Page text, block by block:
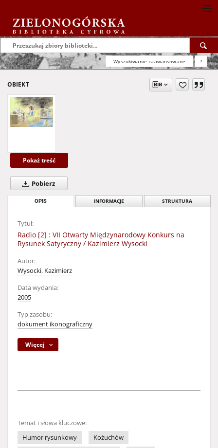
Wyszukiwanie zaawansowane ?
OBIEKT
Pokaż treść
Pobierz
OPIS INFORMACJE STRUKTURA
Tytuł:
Radio [2] : VII Otwarty Międzynarodowy Konkurs na
Rysunek Satyryczny / Kazimierz Wysocki
Autor:
Wysocki, Kazimierz
Data wydania:
2005
Typ zasobu:
dokument ikonograficzny
Więcej
Temat i słowa kluczowe:
Humor rysunkowy
Kożuchów